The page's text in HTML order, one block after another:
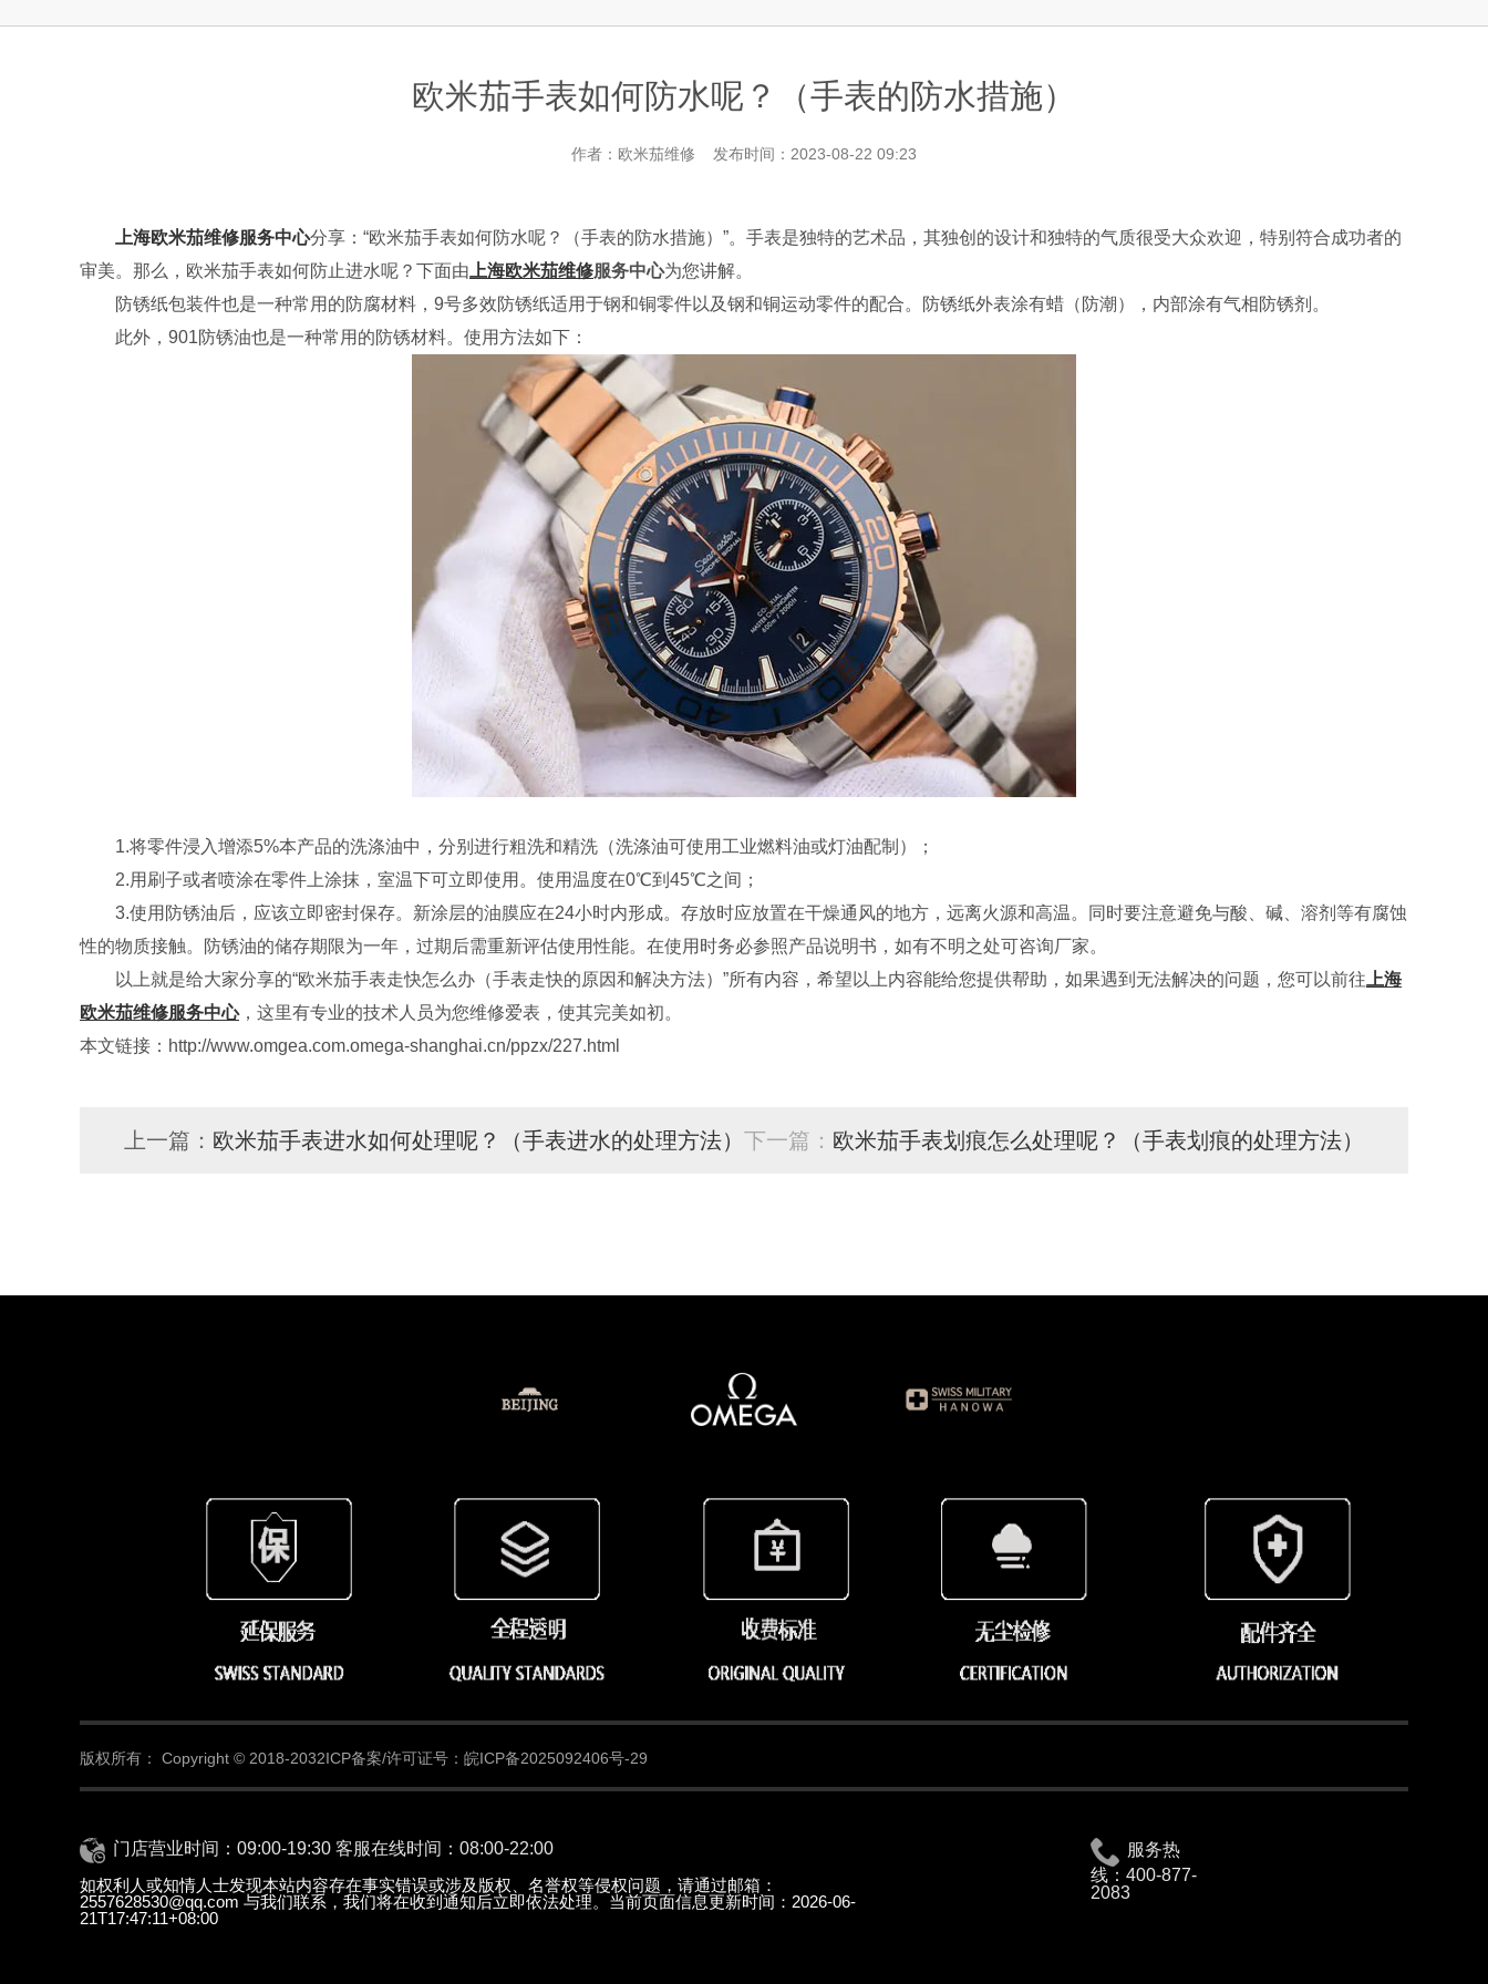
欧米茄手表如何防水呢？（手表的防水措施）
作者：欧米茄维修 发布时间：2023-08-22 09:23
上海欧米茄维修服务中心分享：“欧米茄手表如何防水呢？（手表的防水措施）”。手表是独特的艺术品，其独创的设计和独特的气质很受大众欢迎，特别符合成功者的
审美。那么，欧米茄手表如何防止进水呢？下面由 上海欧米茄维修服务中心为您讲解。
防锈纸包装件也是一种常用的防腐材料，9号多效防锈纸适用于钢和铜零件以及钢和铜运动零件的配合。防锈纸外表涂有蜡（防潮），内部涂有气相防锈剂。
此外，901防锈油也是一种常用的防锈材料。使用方法如下：
1.将零件浸入增添5%本产品的洗涤油中，分别进行粗洗和精洗（洗涤油可使用工业燃料油或灯油配制）；
2.用刷子或者喷涂在零件上涂抹，室温下可立即使用。使用温度在0℃到45℃之间；
3.使用防锈油后，应该立即密封保存。新涂层的油膜应在24小时内形成。存放时应放置在干燥通风的地方，远离火源和高温。同时要注意避免与酸、碱、溶剂等有腐蚀
性的物质接触。防锈油的储存期限为一年，过期后需重新评估使用性能。在使用时务必参照产品说明书，如有不明之处可咨询厂家。
以上就是给大家分享的“欧米茄手表走快怎么办（手表走快的原因和解决方法）”所有内容，希望以上内容能给您提供帮助，如果遇到无法解决的问题，您可以前往 上海
欧米茄维修服务中心，这里有专业的技术人员为您维修爱表，使其完美如初。
本文链接：http://www.omgea.com.omega-shanghai.cn/ppzx/227.html
上一篇： 欧米茄手表进水如何处理呢？（手表进水的处理方法） 下一篇： 欧米茄手表划痕怎么处理呢？（手表划痕的处理方法）
版权所有： Copyright © 2018-2032ICP备案/许可证号：皖ICP备2025092406号-29
门店营业时间：09:00-19:30 客服在线时间：08:00-22:00
如权利人或知情人士发现本站内容存在事实错误或涉及版权、名誉权等侵权问题，请通过邮箱：
2557628530@qq.com 与我们联系，我们将在收到通知后立即依法处理。当前页面信息更新时间：2026-06-
21T17:47:11+08:00
服务热
线： 400-877-
2083